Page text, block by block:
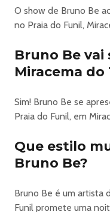
O show de Bruno Be
no Praia do Funil,
Bruno Be vai
Miracema do
Sim! Bruno Be se
Praia do Funil, em
Que estilo
Bruno Be?
Bruno Be é um artista
Funil promete uma